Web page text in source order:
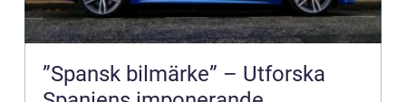
”Spansk bilmärke” – Utforska